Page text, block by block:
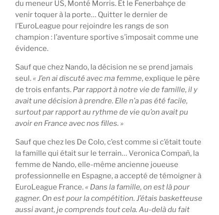
du meneur US, Monté Morris. Et le Fenerbahçe de
venir toquer à la porte… Quitter le dernier de
l’EuroLeague pour rejoindre les rangs de son
champion : l’aventure sportive s’imposait comme une
évidence.
Sauf que chez Nando, la décision ne se prend jamais
seul.« J’en ai discuté avec ma femme, explique le père
de trois enfants. Par rapport à notre vie de famille, il y
avait une décision à prendre. Elle n’a pas été facile,
surtout par rapport au rythme de vie qu’on avait pu
avoir en France avec nos filles. »
Sauf que chez les De Colo, c’est comme si c’était toute
la famille qui était sur le terrain… Veronica Compañ, la
femme de Nando, elle-même ancienne joueuse
professionnelle en Espagne, a accepté de témoigner à
EuroLeague France.« Dans la famille, on est là pour
gagner. On est pour la compétition. J’étais basketteuse
aussi avant, je comprends tout cela. Au-delà du fait